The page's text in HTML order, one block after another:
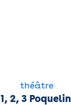
théâtre
1, 2, 3 Poquelin